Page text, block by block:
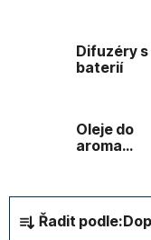
Difuzéry s
baterií
Oleje do
aroma
Řadit podle: